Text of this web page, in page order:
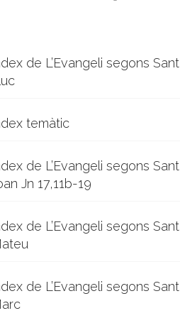
de L’Evangeli segons Sant
temàtic
de L’Evangeli segons Sant
Jn 17,11b-19
de L’Evangeli segons Sant
de L’Evangeli segons Sant